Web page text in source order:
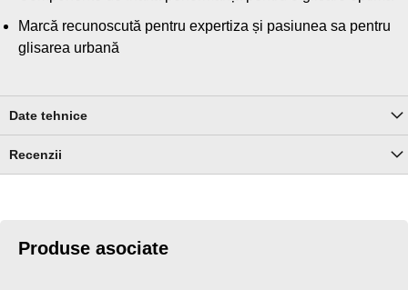
Marcă recunoscută pentru expertiza și pasiunea sa pentru
glisarea urbană
Date tehnice
Recenzii
Produse asociate